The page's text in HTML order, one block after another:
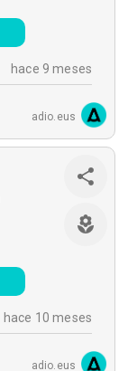
hace 9 meses
adio.eus
hace 10 meses
adio.eus